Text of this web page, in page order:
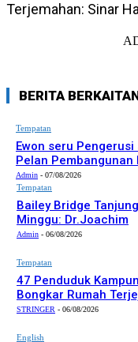
Terjemahan: Sinar
BERITA
Tempatan
Ewon seru
Pelan Pembangunan
Admin - 07/08/2026
Tempatan
Bailey Bridge
Minggu: Dr.Joachim
Admin - 06/08/2026
Tempatan
47 Penduduk
Bongkar Rumah
STRINGER - 06/08/2026
English